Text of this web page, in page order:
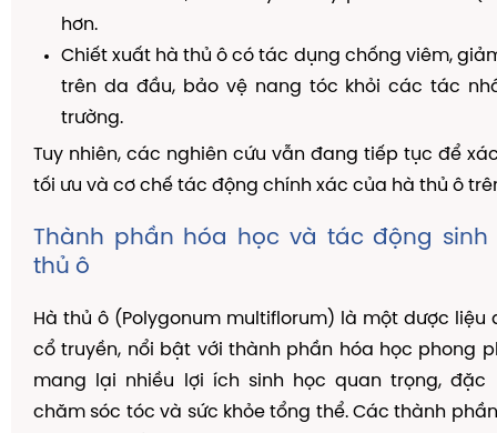
hơn.
Chiết xuất hà thủ ô có tác dụng chống viêm,
trên da đầu, bảo vệ nang tóc khỏi các tác
trường.
Tuy nhiên, các nghiên cứu vẫn đang tiếp tục để
tối ưu và cơ chế tác động chính xác của hà thủ ô
Thành phần hóa học và tác động
thủ ô
Hà thủ ô (Polygonum multiflorum) là một dược liệu
cổ truyền, nổi bật với thành phần hóa học phong
mang lại nhiều lợi ích sinh học quan trọng, đặc
chăm sóc tóc và sức khỏe tổng thể. Các thành